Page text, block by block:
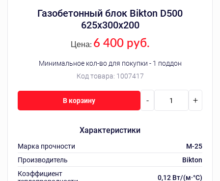
Газобетонный блок Bikton D500
625х300х200
Код товара: 1007417
Цена: 6 400 руб.
Минимальное кол-во для покупки - 1 поддон
Характеристики
Марка прочности
M-25
Производитель
Bikton
Коэффициент
0,12 Вт/(м·°C)
- +
В корзину